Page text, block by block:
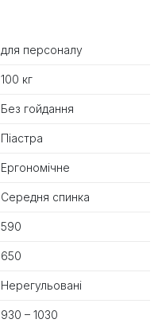
для персоналу
100 кг
Без гойдання
Піастра
Ергономічне
Середня спинка
590
650
Нерегульовані
930 – 1030